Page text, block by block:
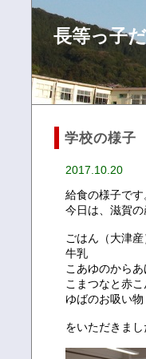
長等っ子
学校の様子
2017.10.20
給食の様子です
今日は、滋賀の
ごはん（大津産
牛乳
こあゆのからあ
こまつなと赤
ゆばのお吸い物
をいただきまし